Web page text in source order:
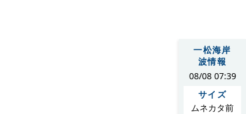
一松海岸
波情報
08/08 07:39
サイズ
ムネカタ前